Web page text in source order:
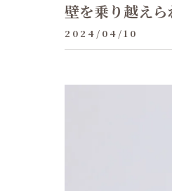
壁を乗り越え
2024/04/10